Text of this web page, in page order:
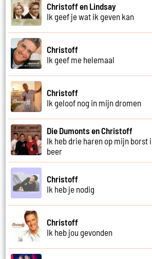
Christoff en Lindsay
Ik geef je wat ik geven kan
Christoff
Ik geef me helemaal
Christoff
Ik geloof nog in mijn dromen
Die Dumonts en Christoff
Ik heb drie haren op mijn borst
beer
Christoff
Ik heb je nodig
Christoff
Ik heb jou gevonden